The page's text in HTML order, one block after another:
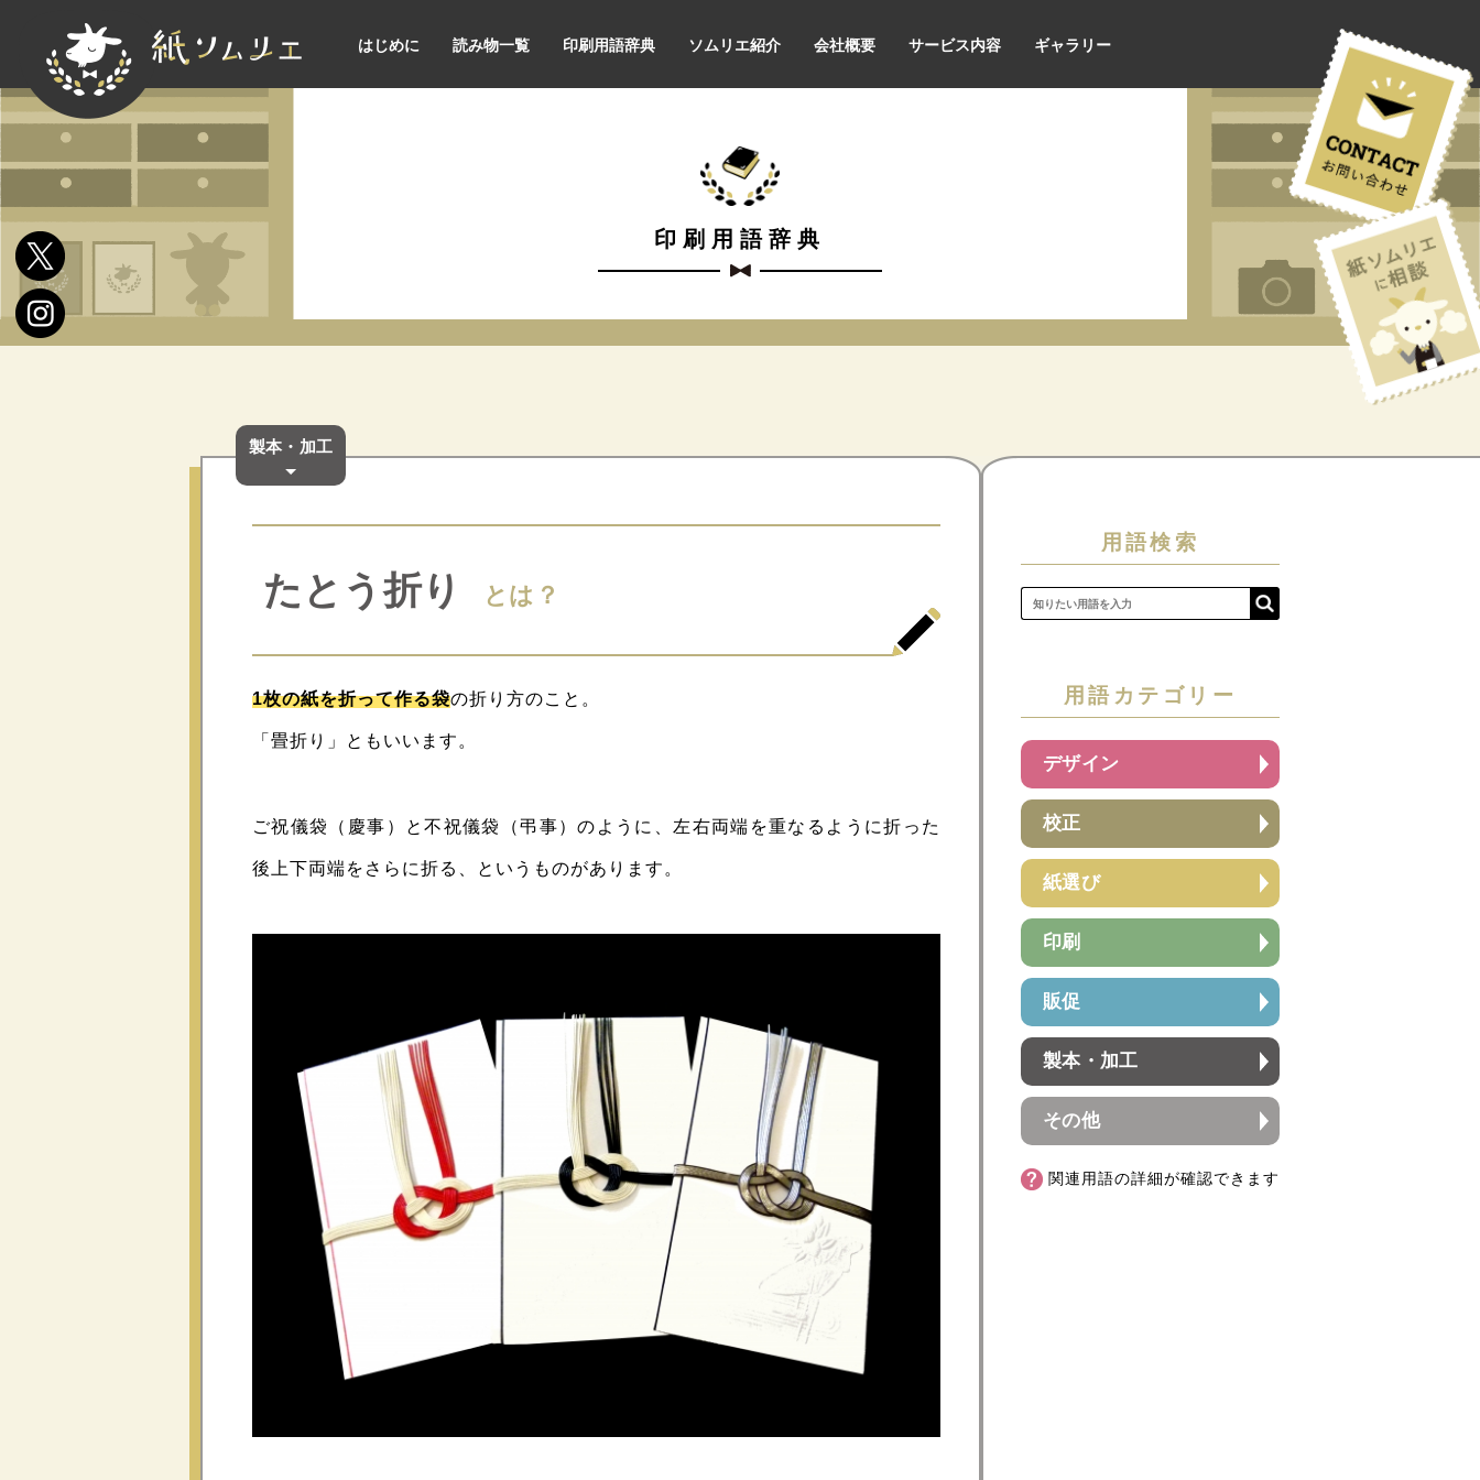
はじめに 読み物一覧 印刷用語辞典 ソムリエ紹介 会社概要 サービス内容 ギャラリー
印刷用語辞典
製本・加工
たとう折り とは？
1枚の紙を折って作る袋の折り方のこと。
「畳折り」ともいいます。
ご祝儀袋（慶事）と不祝儀袋（弔事）のように、左右両端を重なるように折った
後上下両端をさらに折る、というものがあります。
用語検索
用語カテゴリー
デザイン
校正
紙選び
印刷
販促
製本・加工
その他
関連用語の詳細が確認できます